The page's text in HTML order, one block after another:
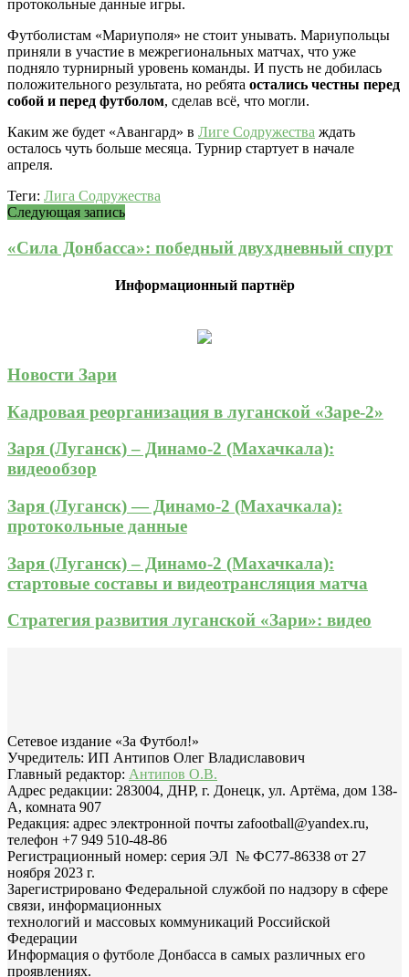
протокольные данные игры.
Футболистам «Мариуполя» не стоит унывать. Мариупольцы
приняли в участие в межрегиональных матчах, что уже
подняло турнирный уровень команды. И пусть не добилась
положительного результата, но ребята остались честны перед
собой и перед футболом, сделав всё, что могли.
Каким же будет «Авангард» в Лиге Содружества ждать
осталось чуть больше месяца. Турнир стартует в начале
апреля.
Теги: Лига Содружества
Следующая запись
«Сила Донбасса»: победный двухдневный спурт
Информационный партнёр
Новости Зари
Кадровая реорганизация в луганской «Заре-2»
Заря (Луганск) – Динамо-2 (Махачкала):
видеообзор
Заря (Луганск) — Динамо-2 (Махачкала):
протокольные данные
Заря (Луганск) – Динамо-2 (Махачкала):
стартовые составы и видеотрансляция матча
Стратегия развития луганской «Зари»: видео
Сетевое издание «За Футбол!»
Учредитель: ИП Антипов Олег Владиславович
Главный редактор: Антипов О.В.
Адрес редакции: 283004, ДНР, г. Донецк, ул. Артёма, дом 138-
А, комната 907
Редакция: адрес электронной почты zafootball@yandex.ru,
телефон +7 949 510-48-86
Регистрационный номер: серия ЭЛ № ФС77-86338 от 27
ноября 2023 г.
Зарегистрировано Федеральной службой по надзору в сфере
связи, информационных
технологий и массовых коммуникаций Российской
Федерации
Информация о футболе Донбасса в самых различных его
проявлениях.